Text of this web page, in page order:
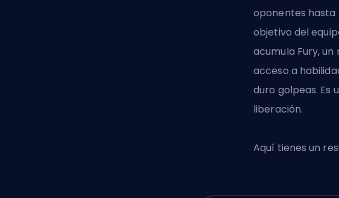
oponentes hasta
objetivo del
acumula Fury,
acceso a
duro golpeas. Es
liberación.
Aquí tienes un